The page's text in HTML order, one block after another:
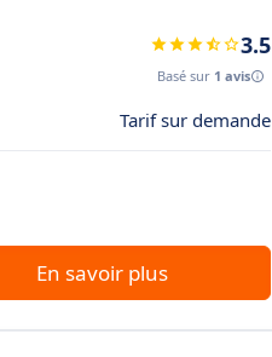
3.5
Basé sur 1 avis
Tarif sur demande
En savoir plus